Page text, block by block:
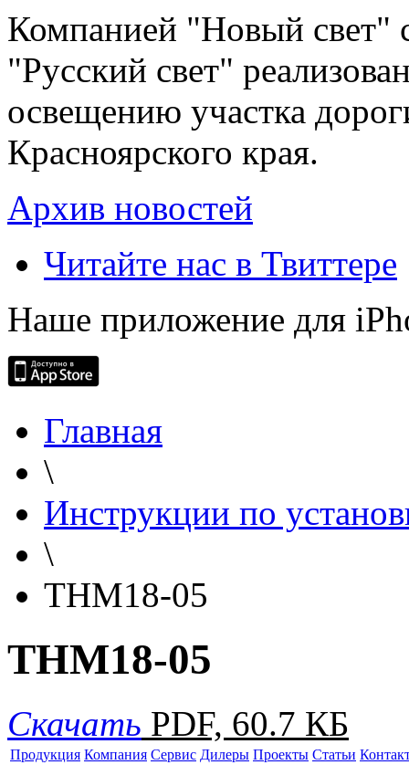
Компанией "Новый свет"
"Русский свет"
освещению участка
Красноярского края.
Архив новостей
Читайте нас в Твиттере
Наше приложение для
Главная
\
Инструкции по
\
THM18-05
THM18-05
Скачать PDF, 60.7 КБ
Продукция Компания Сервис Дилеры Проекты Статьи